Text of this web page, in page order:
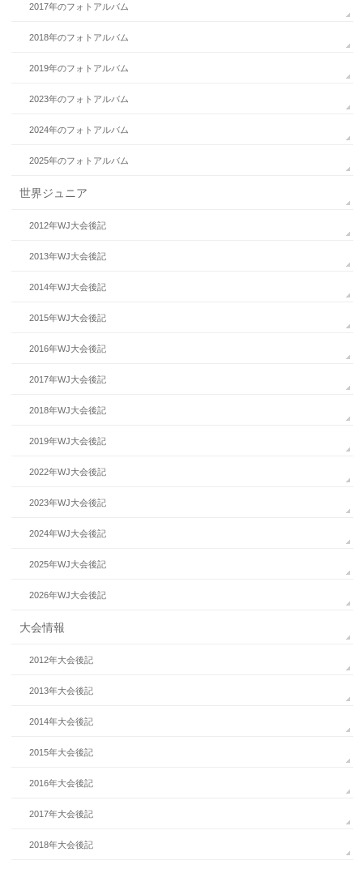
2017年のフォトアルバム
2018年のフォトアルバム
2019年のフォトアルバム
2023年のフォトアルバム
2024年のフォトアルバム
2025年のフォトアルバム
世界ジュニア
2012年WJ大会後記
2013年WJ大会後記
2014年WJ大会後記
2015年WJ大会後記
2016年WJ大会後記
2017年WJ大会後記
2018年WJ大会後記
2019年WJ大会後記
2022年WJ大会後記
2023年WJ大会後記
2024年WJ大会後記
2025年WJ大会後記
2026年WJ大会後記
大会情報
2012年大会後記
2013年大会後記
2014年大会後記
2015年大会後記
2016年大会後記
2017年大会後記
2018年大会後記